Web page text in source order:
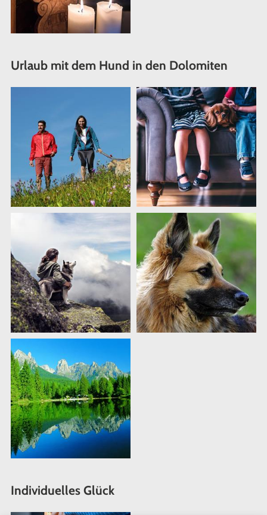
Urlaub mit dem Hund in den Dolomiten
Individuelles Glück